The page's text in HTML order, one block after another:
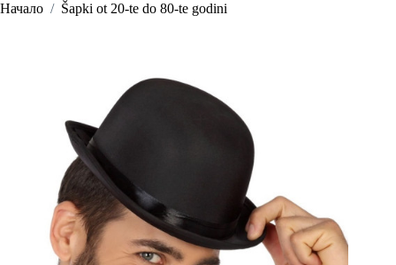
Начало / Šapki ot 20-te do 80-te godini